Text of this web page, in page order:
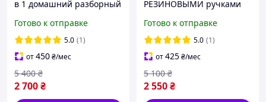
в 1 домашний разборный
дома СРР
Готово к отправке
5.0 (1)
от450₴/мес
2 700₴
5 400 ₴
РЕЗИНОВЫМИ ручками
SAB-Building для дома, на
стену, домашний
Готово к отправке
5.0 (1)
от425₴/мес
2 550₴
5 100 ₴